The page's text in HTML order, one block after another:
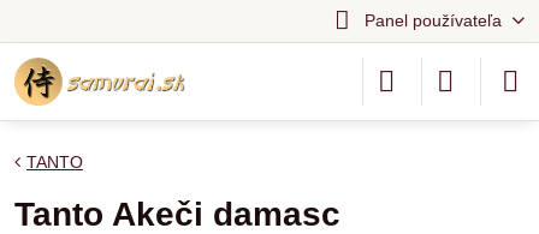
Panel používateľa
TANTO
Tanto Akeči damasc